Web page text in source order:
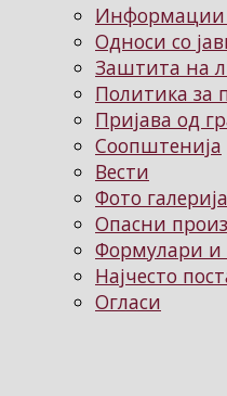
Информации
Односи со
Заштита на
Политика за
Пријава од
Соопштенија
Вести
Фото галерија
Опасни
Формулари и
Најчесто
Огласи